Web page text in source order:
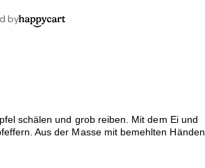
schälen und grob reiben. Mit dem Ei und
Aus der Masse mit bemehlten Händen